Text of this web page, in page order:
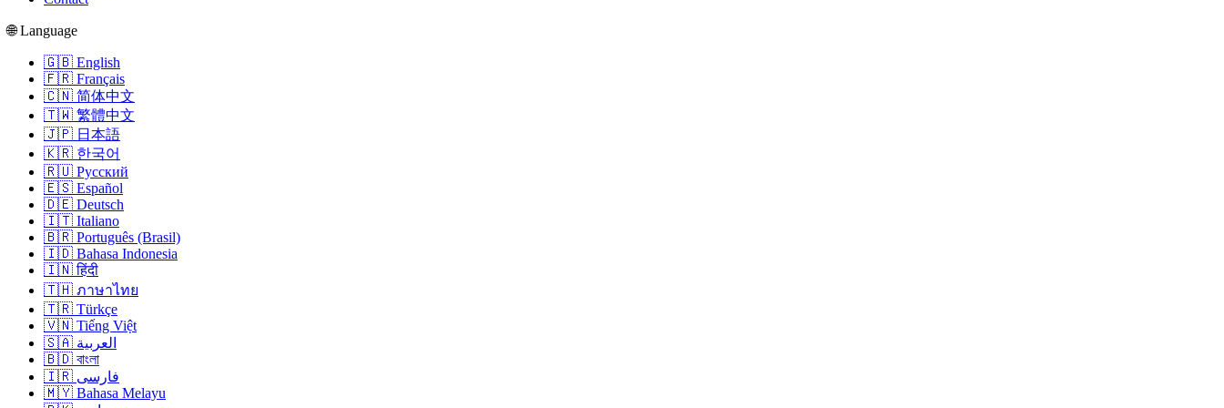
🌐 Language
🇬🇧 English
🇫🇷 Français
🇨🇳 简体中文
🇹🇼 繁體中文
🇯🇵 日本語
🇰🇷 한국어
🇷🇺 Русский
🇪🇸 Español
🇩🇪 Deutsch
🇮🇹 Italiano
🇧🇷 Português (Brasil)
🇮🇩 Bahasa Indonesia
🇮🇳 हिंदी
🇹🇭 ภาษาไทย
🇹🇷 Türkçe
🇻🇳 Tiếng Việt
🇸🇦 العربية
🇧🇩 বাংলা
🇮🇷 فارسی
🇲🇾 Bahasa Melayu